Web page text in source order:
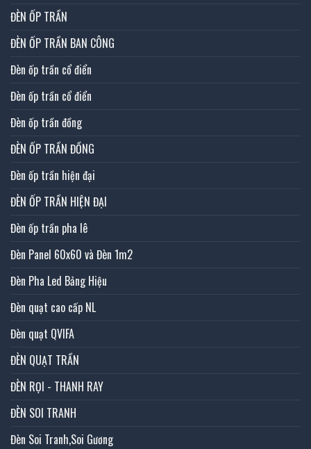
ĐÈN ỐP TRẦN
ĐÈN ỐP TRẦN BAN CÔNG
Đèn ốp trần cổ điển
Đèn ốp trần cổ điển
Đèn ốp trần đồng
ĐÈN ỐP TRẦN ĐỒNG
Đèn ốp trần hiện đại
ĐÈN ỐP TRẦN HIỆN ĐẠI
Đèn ốp trần pha lê
Đèn Panel 60x60 và Đèn 1m2
Đèn Pha Led Bảng Hiệu
Đèn quạt cao cấp NL
Đèn quạt QVIFA
ĐÈN QUẠT TRẦN
ĐÈN RỌI - THANH RAY
ĐÈN SOI TRANH
Đèn Soi Tranh,Soi Gương